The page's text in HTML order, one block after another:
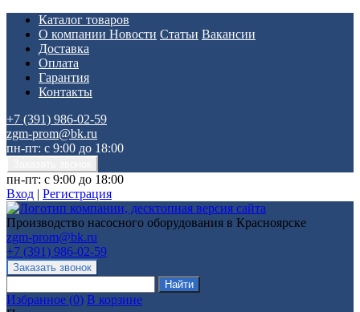
Каталог товаров
О компании Новости Статьи Вакансии
Доставка
Оплата
Гарантия
Контакты
+7 (391) 986-02-59
zgm-prom@bk.ru
пн-пт: с 9:00 до 18:00
пн-пт: с 9:00 до 18:00
Вход | Регистрация
Производство насосного оборудования в Красноярске
zgm-prom@bk.ru
+7 (391) 986-02-59
Избранное (0) В корзине